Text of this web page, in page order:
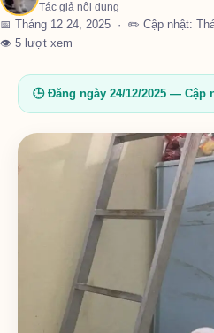
Tác giả nội dung
📅 Tháng 12 24, 2025 · ✏️ Cập nhật:
👁 5 lượt xem
🕒 Đăng ngày 24/12/2025 — Cập